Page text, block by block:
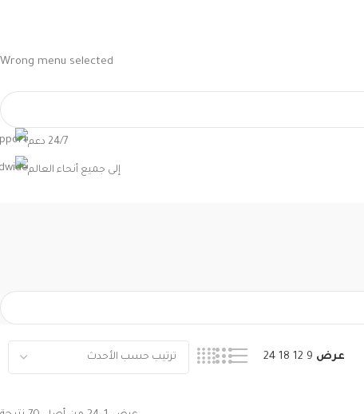
Wrong menu selected
24/7 دعم
إلى جميع أنحاء العالم
عرض 9
12
18
24